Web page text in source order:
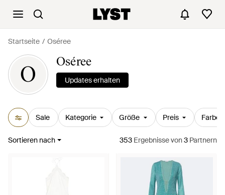
Startseite Oséree
O
Oséree
Updates erhalten
Sale Kategorie Größe Preis Farbe
Sortieren nach 353 Ergebnissevon3 Partnern